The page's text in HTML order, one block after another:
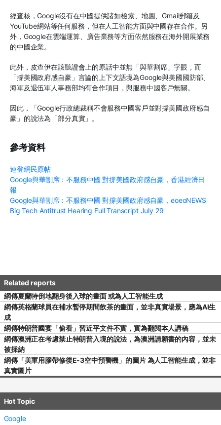
經查核，Google沒有在中國提供諸如檢索、地圖、Gmail郵箱及
YouTube網站等任何服務，但在人工智能方面與中國存在合作。另
外，Google在雲端運算、廣告業務等方面依然服務在海外開展業務
的中國企業。
此外，皮查伊在該聽證會上的原話中並無「與華割席」字眼，而
「撐美國政府感自豪」言論的上下文語境為Google與美國國防部、
海軍及退伍軍人事務部均有合作項目，與服務中國客戶無關。
因此，「Google行政總裁稱不會服務中國客戶並對撐美國政府感自
豪」的說法為「部分真實」。
參考資料
連登網民原帖
Google與華割席：不服務中國 對撐美國政府感自豪，香港經濟日
報
Google與華割席：不服務中國 對撐美國政府感自豪，eoeoNEWS
Big Tech Antitrust Hearing Full Transcript July 29
網傳夏蘭特倒地翻身後入球的畫面 或為人工智能生成
網傳英格蘭球員在補水暫停期間飲茶的畫面，並非真實場景，應為AI生
成
網傳特朗普國宴「偷看」習近平文件不實，實為翻閱本人講稿
網傳澳洲正在考慮禁止特朗普入境的說法，為澳洲請願書的內容，並未
被採納
網傳「美軍用膠帶修復E-3空中預警機」的圖片 為人工智能生成，並非
真實圖片
Hot Topic
Google